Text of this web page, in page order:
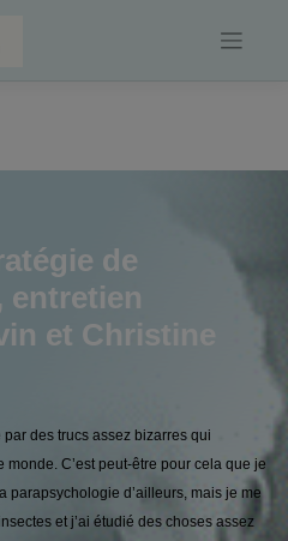
de
entretien
et Christine
par des trucs assez bizarres qui
monde. C’est peut-être pour cela que je
parapsychologie d’ailleurs, mais je me
et j’ai étudié des choses assez